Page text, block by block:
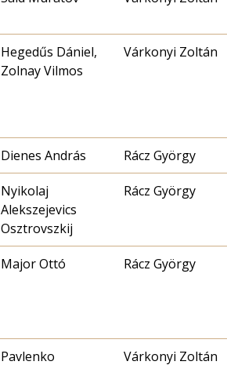
Hegedűs Dániel,
Zolnay Vilmos
Várkonyi Zoltán
Dienes András Rácz György
Nyikolaj
Alekszejevics
Osztrovszkij
Rácz György
Major Ottó Rácz György
Pavlenko Várkonyi Zoltán